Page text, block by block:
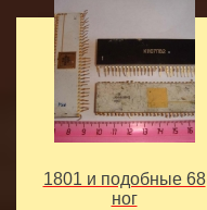
1801 и подобные 68
ног